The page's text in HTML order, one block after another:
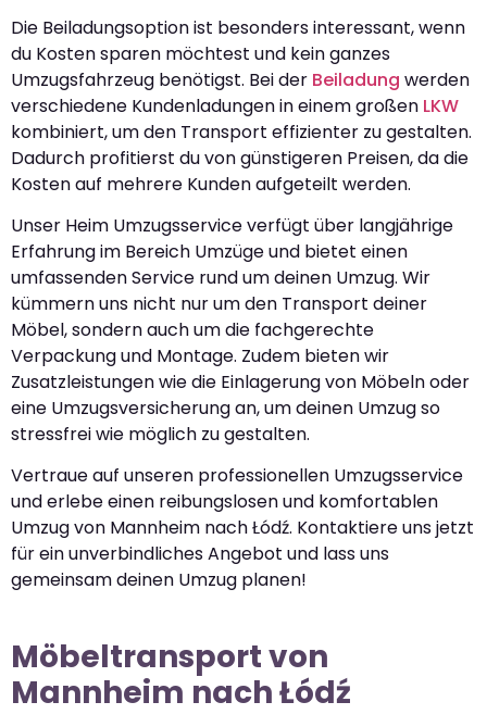
Die Beiladungsoption ist besonders interessant, wenn
du Kosten sparen möchtest und kein ganzes
Umzugsfahrzeug benötigst. Bei der Beiladung werden
verschiedene Kundenladungen in einem großen LKW
kombiniert, um den Transport effizienter zu gestalten.
Dadurch profitierst du von günstigeren Preisen, da die
Kosten auf mehrere Kunden aufgeteilt werden.
Unser Heim Umzugsservice verfügt über langjährige
Erfahrung im Bereich Umzüge und bietet einen
umfassenden Service rund um deinen Umzug. Wir
kümmern uns nicht nur um den Transport deiner
Möbel, sondern auch um die fachgerechte
Verpackung und Montage. Zudem bieten wir
Zusatzleistungen wie die Einlagerung von Möbeln oder
eine Umzugsversicherung an, um deinen Umzug so
stressfrei wie möglich zu gestalten.
Vertraue auf unseren professionellen Umzugsservice
und erlebe einen reibungslosen und komfortablen
Umzug von Mannheim nach Łódź. Kontaktiere uns jetzt
für ein unverbindliches Angebot und lass uns
gemeinsam deinen Umzug planen!
Möbeltransport von
Mannheim nach Łódź